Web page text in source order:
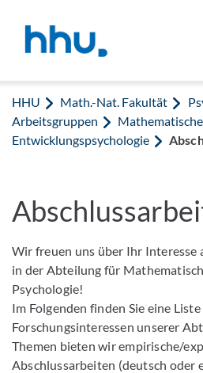
HHU Math.-Nat. Fakultät
Arbeitsgruppen
Entwicklungspsychologie
Wir freuen uns über Ihr Interesse
in der Abteilung für
Psychologie!
Im Folgenden finden Sie eine
Forschungsinteressen unserer
Themen bieten wir empirische/
Abschlussarbeiten (deutsch oder